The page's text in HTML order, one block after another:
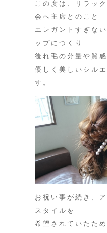
この度は、リラッ
会へ主席とのこと
エレガントすぎな
ップにつくり
後れ毛の分量や質
優しく美しいシル
す。
お祝い事が続き、
スタイルを
希望されていたた